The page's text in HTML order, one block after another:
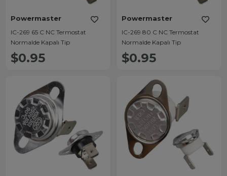
Powermaster
IC-269 65 C NC Termostat
Normalde Kapalı Tip
$0.95
Powermaster
IC-269 80 C NC Termostat
Normalde Kapalı Tip
$0.95